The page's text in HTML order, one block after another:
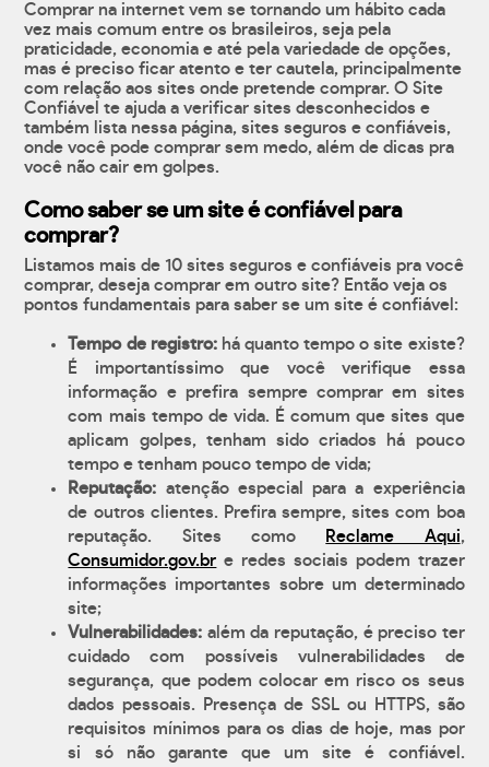
Comprar na internet vem se tornando um hábito cada
vez mais comum entre os brasileiros, seja pela
praticidade, economia e até pela variedade de opções,
mas é preciso ficar atento e ter cautela, principalmente
com relação aos sites onde pretende comprar. O Site
Confiável te ajuda a verificar sites desconhecidos e
também lista nessa página, sites seguros e confiáveis,
onde você pode comprar sem medo, além de dicas pra
você não cair em golpes.
Como saber se um site é confiável para
comprar?
Listamos mais de 10 sites seguros e confiáveis pra você
comprar, deseja comprar em outro site? Então veja os
pontos fundamentais para saber se um site é confiável:
Tempo de registro:há quanto tempo o site existe?
É importantíssimo que você verifique essa
informação e prefira sempre comprar em sites
com mais tempo de vida. É comum que sites que
aplicam golpes, tenham sido criados há pouco
tempo e tenham pouco tempo de vida;
Reputação: atenção especial para a experiência
de outros clientes. Prefira sempre, sites com boa
reputação. Sites como
Reclame Aqui,
Consumidor.gov.br e redes sociais podem trazer
informações importantes sobre um determinado
site;
Vulnerabilidades: além da reputação, é preciso ter
cuidado com possíveis vulnerabilidades de
segurança, que podem colocar em risco os seus
dados pessoais. Presença de SSL ou HTTPS, são
requisitos mínimos para os dias de hoje, mas por
si só não garante que um site é confiável.